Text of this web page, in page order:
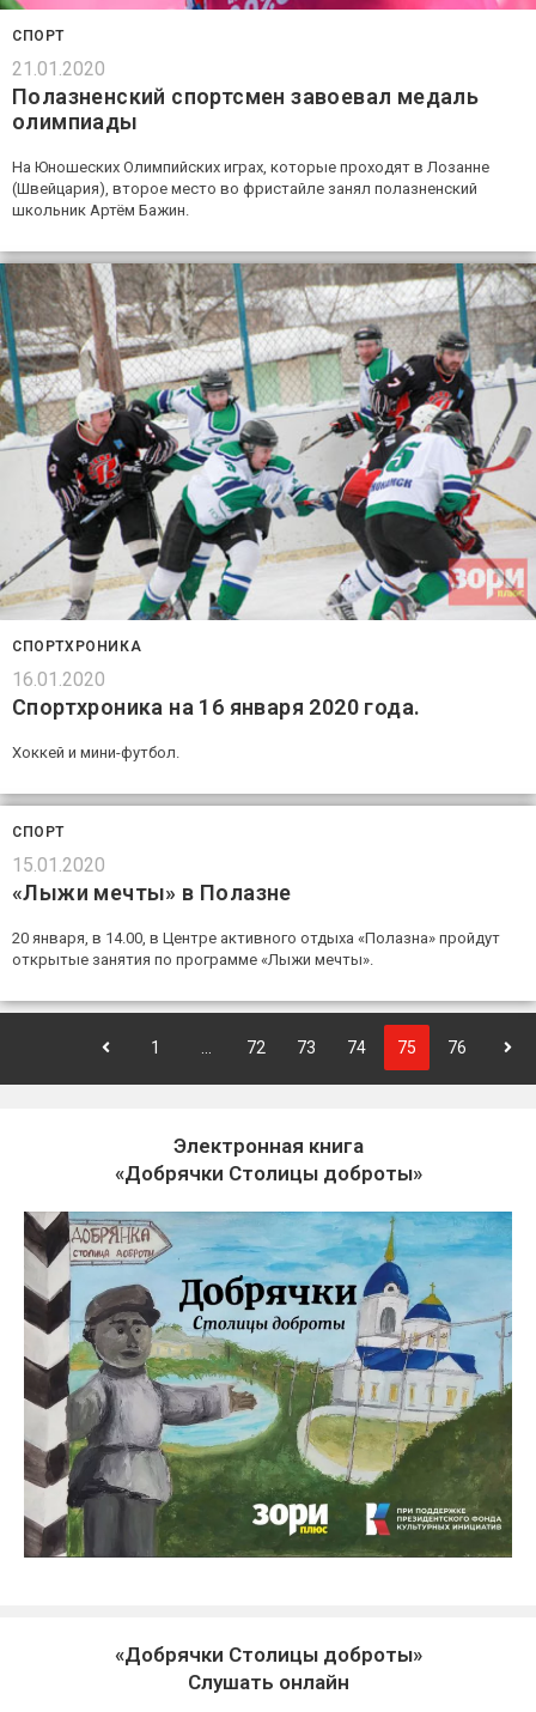
СПОРТ
21.01.2020
Полазненский спортсмен завоевал медаль
олимпиады
На Юношеских Олимпийских играх, которые проходят в Лозанне
(Швейцария), второе место во фристайле занял полазненский
школьник Артём Бажин.
СПОРТХРОНИКА
16.01.2020
Спортхроника на 16 января 2020 года.
Хоккей и мини-футбол.
СПОРТ
15.01.2020
«Лыжи мечты» в Полазне
20 января, в 14.00, в Центре активного отдыха «Полазна» пройдут
открытые занятия по программе «Лыжи мечты».
1 … 72 73 74 75 76
Электронная книга
«Добрячки Столицы доброты»
«Добрячки Столицы доброты»
Слушать онлайн